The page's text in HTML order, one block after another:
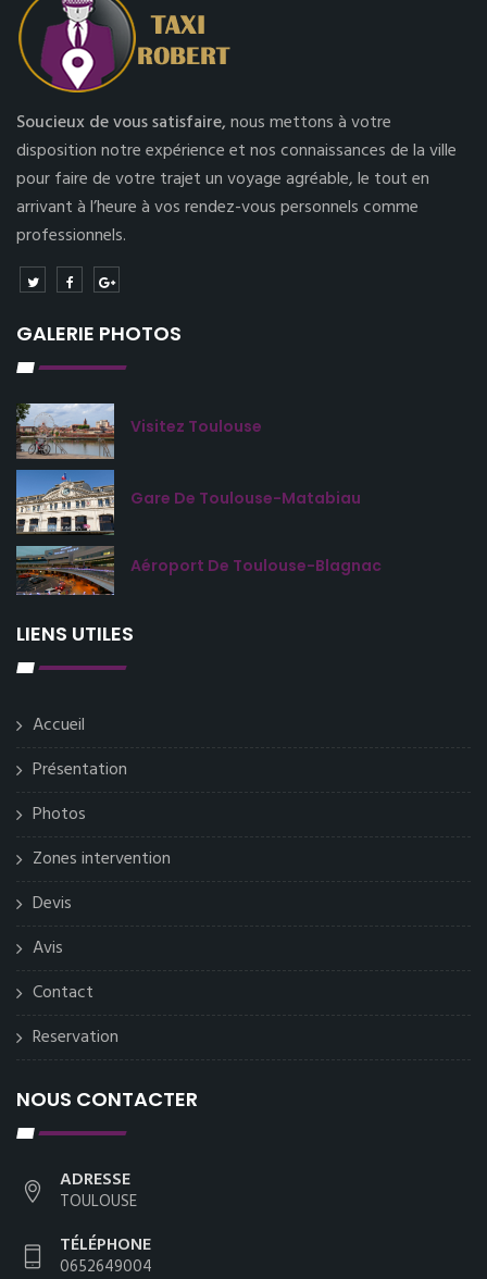
Soucieux de vous satisfaire,nous mettons à votre
disposition notre expérience et nos connaissances de la ville
pour faire de votre trajet un voyage agréable, le tout en
arrivant à l’heure à vos rendez-vous personnels comme
professionnels.
GALERIE PHOTOS
Visitez Toulouse
Gare De Toulouse-Matabiau
Aéroport De Toulouse-Blagnac
LIENS UTILES
Accueil
Présentation
Photos
Zones intervention
Devis
Avis
Contact
Reservation
NOUS CONTACTER
ADRESSE
TOULOUSE
TÉLÉPHONE
0652649004